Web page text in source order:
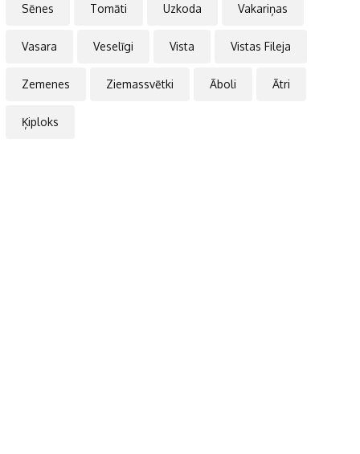
Sēnes Tomāti Uzkoda Vakariņas
Vasara Veselīgi Vista Vistas Fileja
Zemenes Ziemassvētki Āboli Ātri
Ķiploks